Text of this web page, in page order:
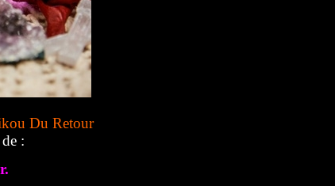
Du Retour
: